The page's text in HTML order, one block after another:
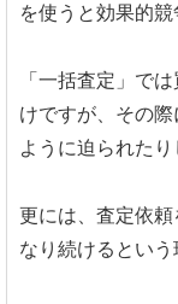
を使うと効果的
「一括査定」で
けですが、その
ように迫られたり
更には、査定依
なり続けるという